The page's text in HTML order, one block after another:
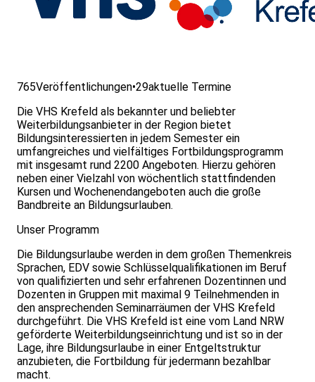
765Veröffentlichungen•29aktuelle Termine
Die VHS Krefeld als bekannter und beliebter
Weiterbildungsanbieter in der Region bietet
Bildungsinteressierten in jedem Semester ein
umfangreiches und vielfältiges Fortbildungsprogramm
mit insgesamt rund 2200 Angeboten. Hierzu gehören
neben einer Vielzahl von wöchentlich stattfindenden
Kursen und Wochenendangeboten auch die große
Bandbreite an Bildungsurlauben.
Unser Programm
Die Bildungsurlaube werden in dem großen Themenkreis
Sprachen, EDV sowie Schlüsselqualifikationen im Beruf
von qualifizierten und sehr erfahrenen Dozentinnen und
Dozenten in Gruppen mit maximal 9 Teilnehmenden in
den ansprechenden Seminarräumen der VHS Krefeld
durchgeführt. Die VHS Krefeld ist eine vom Land NRW
geförderte Weiterbildungseinrichtung und ist so in der
Lage, ihre Bildungsurlaube in einer Entgeltstruktur
anzubieten, die Fortbildung für jedermann bezahlbar
macht.